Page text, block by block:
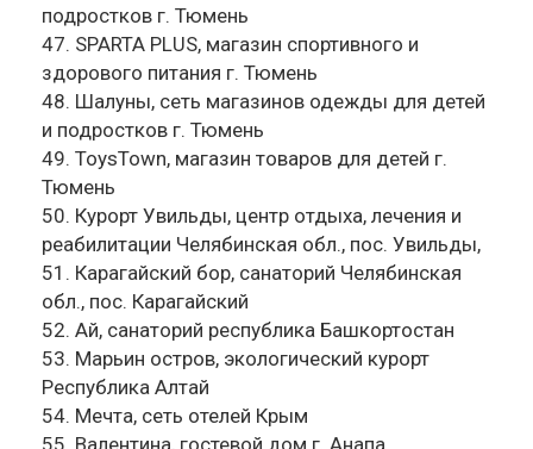
подростков г. Тюмень
47. SPARTA PLUS, магазин спортивного и
здорового питания г. Тюмень
48. Шалуны, сеть магазинов одежды для детей
и подростков г. Тюмень
49. ToysTown, магазин товаров для детей г.
Тюмень
50. Курорт Увильды, центр отдыха, лечения и
реабилитации Челябинская обл., пос. Увильды,
51. Карагайский бор, санаторий Челябинская
обл., пос. Карагайский
52. Ай, санаторий республика Башкортостан
53. Марьин остров, экологический курорт
Республика Алтай
54. Мечта, сеть отелей Крым
55. Валентина, гостевой дом г. Анапа